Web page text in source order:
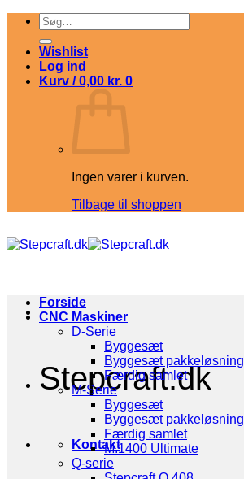
Fortsæt
indhold
Søg
efter:
Wishlist
Log ind
Kurv /0,00 kr. 0
Ingen varer i kurven.
Tilbage til shoppen
Stepcraft.dk
Kontakt
Forside
CNC Maskiner
D-Serie
Byggesæt
Byggesæt pakkeløsning
Færdig samlet
M-Serie
Byggesæt
Byggesæt pakkeløsning
Færdig samlet
M.1400 Ultimate
Q-serie